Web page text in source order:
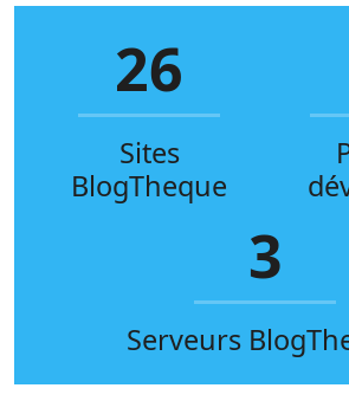
26
Sites
BlogTheque
3
Serveurs